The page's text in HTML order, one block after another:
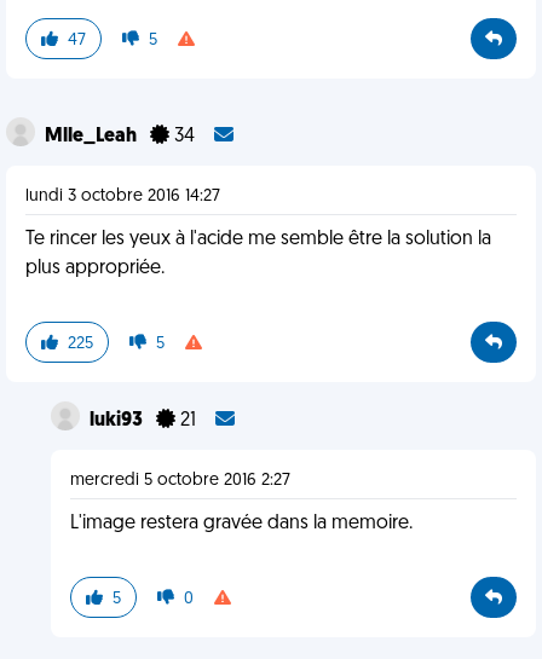
47 5
Mlle_Leah 34
lundi 3 octobre 2016 14:27
Te rincer les yeux à l'acide me semble être la solution la
plus appropriée.
225 5
luki93 21
mercredi 5 octobre 2016 2:27
L'image restera gravée dans la memoire.
5 0